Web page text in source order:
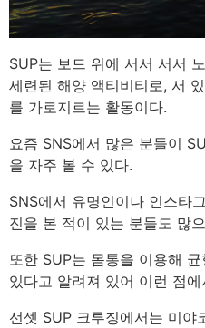
SUP는 보드 위에 서서 서서
세련된 해양 액티비티로, 서
를 가로지르는 활동이다.
요즘 SNS에서 많은 분들이
을 자주 볼 수 있다.
SNS에서 유명인이나 인스타
진을 본 적이 있는 분들도 많
또한 SUP는 몸통을 이용해
있다고 알려져 있어 이런 점
선셋 SUP 크루징에서는 미